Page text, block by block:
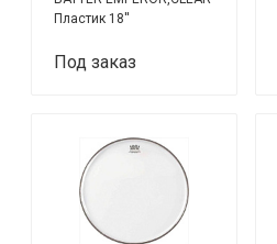
Пластик 18''
Под заказ